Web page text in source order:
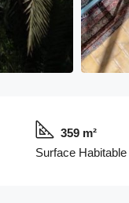
359 m²
Surface Habitable